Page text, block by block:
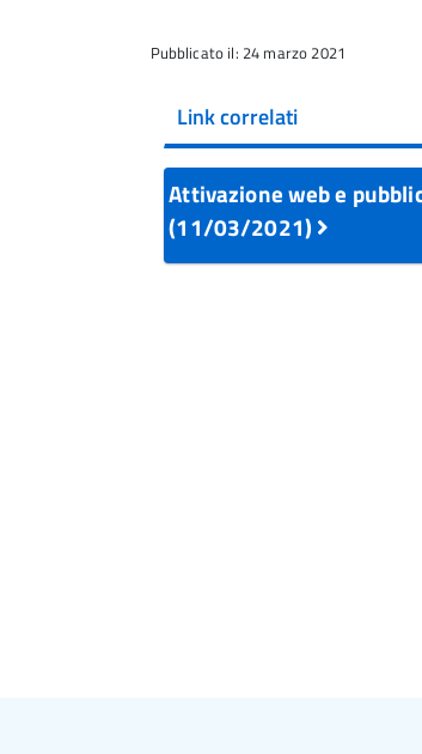
Pubblicato il: 24 marzo 2021
Link correlati
Attivazione web e
(11/03/2021)